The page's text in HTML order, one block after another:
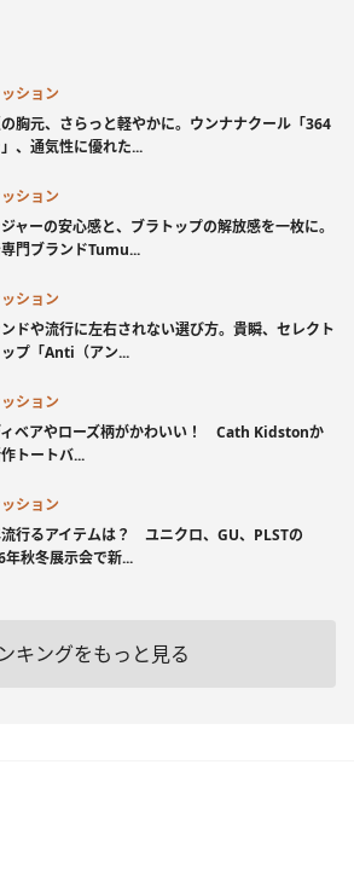
ション
胸元、さらっと軽やかに。ウンナナクール「364
、通気性に優れた...
ション
ャーの安心感と、ブラトップの解放感を一枚に。
門ブランドTumu...
ション
ドや流行に左右されない選び方。貴瞬、セレクト
プ「Anti（アン...
ション
ィベアやローズ柄がかわいい！ Cath Kidstonか
トートバ...
ション
行るアイテムは？ ユニクロ、GU、PLSTの
年秋冬展示会で新...
キングをもっと見る